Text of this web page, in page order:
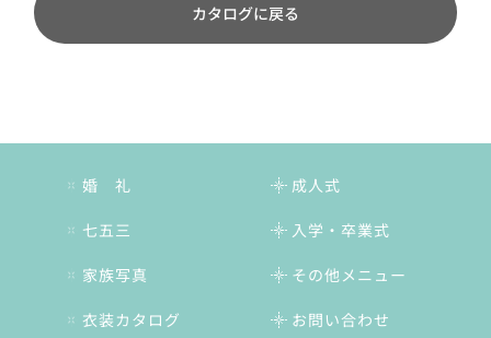
カタログに戻る
婚 礼
七五三
家族写真
衣装カタログ
成人式
入学・卒業式
その他メニュー
お問い合わせ